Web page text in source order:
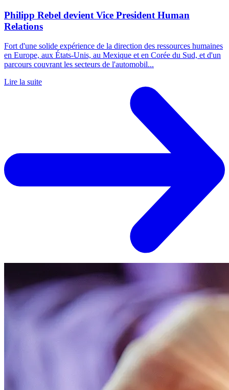
Philipp Rebel devient Vice President Human
Relations
Fort d'une solide expérience de la direction des ressources humaines
en Europe, aux États-Unis, au Mexique et en Corée du Sud, et d'un
parcours couvrant les secteurs de l'automobil...
Lire la suite